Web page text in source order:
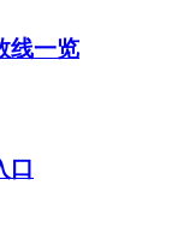
线一览
口